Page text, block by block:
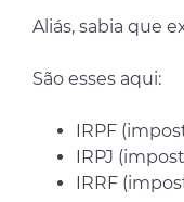
Aliás, sabia que
São esses aqui:
IRPF
IRPJ
IRRF